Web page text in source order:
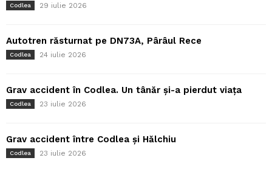
Codlea 29 iulie 2026
Autotren răsturnat pe DN73A, Pârâul Rece
Codlea 24 iulie 2026
Grav accident în Codlea. Un tânăr și-a pierdut viața
Codlea 23 iulie 2026
Grav accident între Codlea și Hălchiu
Codlea 23 iulie 2026